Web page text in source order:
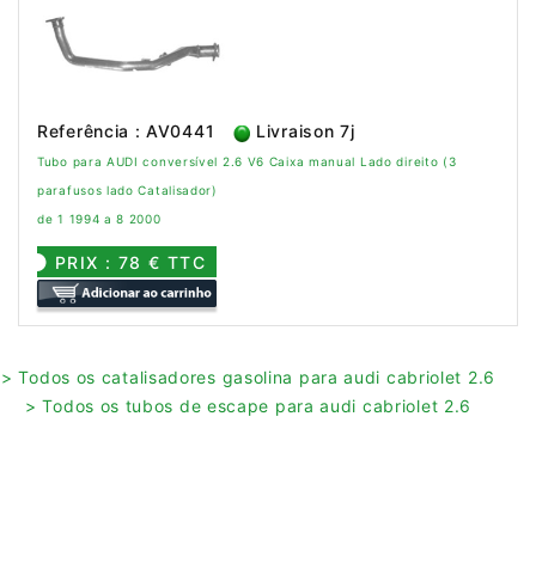
Referência : AV0441 Livraison 7j
Tubo para AUDI conversível 2.6 V6 Caixa manual Lado direito (3
parafusos lado Catalisador)
de 1 1994 a 8 2000
PRIX : 78 € TTC
> Todos os catalisadores gasolina para audi cabriolet 2.6
> Todos os tubos de escape para audi cabriolet 2.6